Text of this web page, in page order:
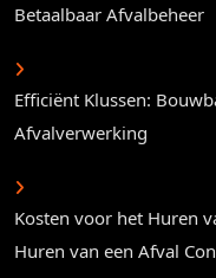
Betaalbaar Afvalbeheer
Efficiënt Klussen:
Afvalverwerking
Kosten voor het Huren
Huren van een Afval